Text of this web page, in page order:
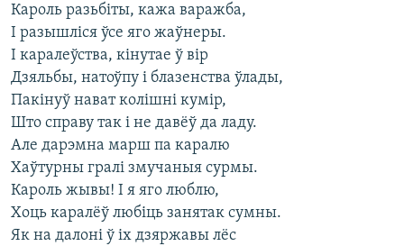
Кароль разьбіты, кажа варажба,
І разышліся ўсе яго жаўнеры.
І каралеўства, кінутае ў вір
Дзяльбы, натоўпу і блазенства ўлады,
Пакінуў нават колішні кумір,
Што справу так і не давёў да ладу.
Але дарэмна марш па каралю
Хаўтурны гралі змучаныя сурмы.
Кароль жывы! І я яго люблю,
Хоць каралёў любіць занятак сумны.
Як на далоні ў іх дзяржавы лёс